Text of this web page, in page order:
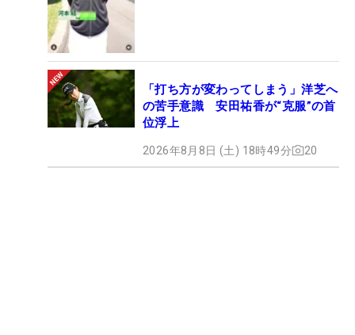
「打ち方が変わってしまう」洋芝へ
の苦手意識 安田祐香が“克服”の首
位浮上
2026年8月8日 (土) 18時49分 20